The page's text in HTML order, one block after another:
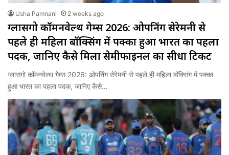
Usha Pamnani 2 weeks ago
ग्लासगो कॉमनवेल्थ गेम्स 2026: ओपनिंग सेरेमनी से
पहले ही महिला बॉक्सिंग में पक्का हुआ भारत का पहला
पदक, जानिए कैसे मिला सेमीफाइनल का सीधा टिकट
ग्लासगो कॉमनवेल्थ गेम्स 2026: ओपनिंग सेरेमनी से पहले ही महिला बॉक्सिंग में पक्का
हुआ भारत का पहला पदक, जानिए कैसे…